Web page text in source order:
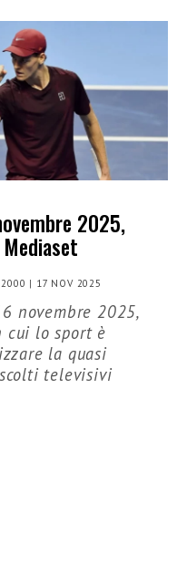
2025,
| 17 NOV 2025
novembre 2025,
cui lo sport è
la quasi
televisivi